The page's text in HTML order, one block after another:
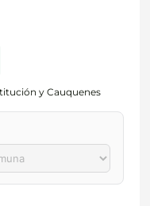
y Cauquenes